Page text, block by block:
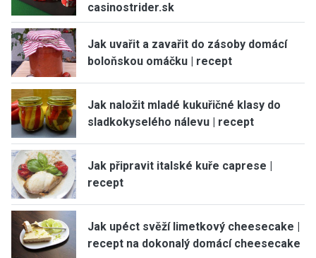
casinostrider.sk
Jak uvařit a zavařit do zásoby domácí
boloňskou omáčku | recept
Jak naložit mladé kukuřičné klasy do
sladkokyselého nálevu | recept
Jak připravit italské kuře caprese |
recept
Jak upéct svěží limetkový cheesecake |
recept na dokonalý domácí cheesecake